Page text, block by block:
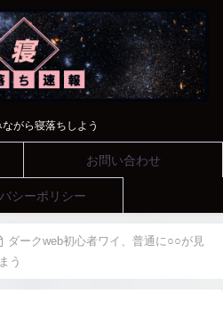
がら寝落ちしよう
お問い合わせ
シーポリシー
ダークweb初心者ワイ、普通に○○が見
う